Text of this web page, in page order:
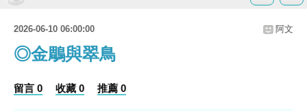
2026-06-10 06:00:00 阿文
◎金鵰與翠鳥
留言 0 收藏 0 推薦 0